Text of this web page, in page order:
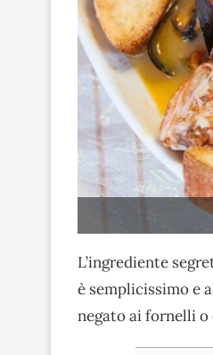
L’ingrediente
è semplicissimo e
negato ai fornelli o